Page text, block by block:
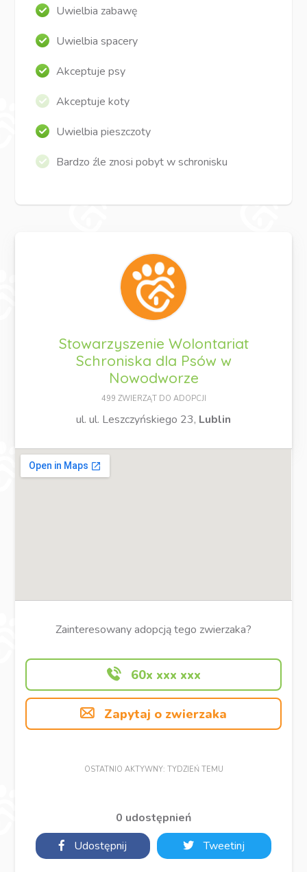
Uwielbia zabawę
Uwielbia spacery
Akceptuje psy
Akceptuje koty
Uwielbia pieszczoty
Bardzo źle znosi pobyt w schronisku
Stowarzyszenie Wolontariat
Schroniska dla Psów w
Nowodworze
499 ZWIERZĄT DO ADOPCJI
ul. ul. Leszczyńskiego 23, Lublin
Zainteresowany adopcją tego zwierzaka?
60x xxx xxx
Zapytaj o zwierzaka
OSTATNIO AKTYWNY: TYDZIEŃ TEMU
0 udostępnień
Udostępnij
Tweetinj